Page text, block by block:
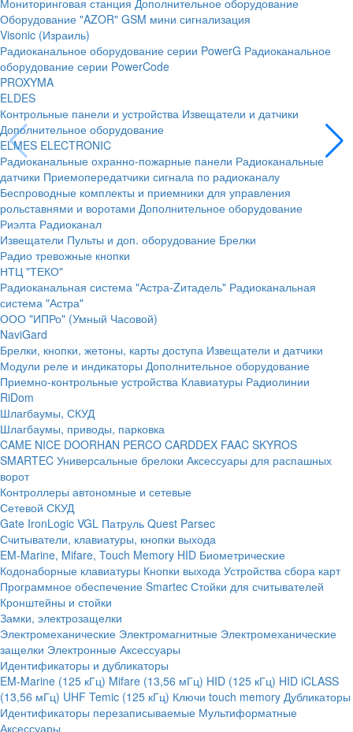
Мониторинговая станция Дополнительное оборудование
Оборудование "AZOR" GSM мини сигнализация
Visonic (Израиль)
Радиоканальное оборудование серии PowerG Радиоканальное
оборудование серии PowerCode
PROXYMA
ELDES
Контрольные панели и устройства Извещатели и датчики
Дополнительное оборудование
ELMES ELECTRONIC
Радиоканальные охранно-пожарные панели Радиоканальные
датчики Приемопередатчики сигнала по радиоканалу
Беспроводные комплекты и приемники для управления
рольставнями и воротами Дополнительное оборудование
Риэлта Радиоканал
Извещатели Пульты и доп. оборудование Брелки
Радио тревожные кнопки
НТЦ "ТЕКО"
Радиоканальная система "Астра-Zитадель" Радиоканальная
система "Астра"
ООО "ИПРо" (Умный Часовой)
NaviGard
Брелки, кнопки, жетоны, карты доступа Извещатели и датчики
Модули реле и индикаторы Дополнительное оборудование
Приемно-контрольные устройства Клавиатуры Радиолинии
RiDom
Шлагбаумы, СКУД
Шлагбаумы, приводы, парковка
CAME NICE DOORHAN PERCO CARDDEX FAAC SKYROS
SMARTEC Универсальные брелоки Аксессуары для распашных
ворот
Контроллеры автономные и сетевые
Сетевой СКУД
Gate IronLogic VGL Патруль Quest Parsec
Считыватели, клавиатуры, кнопки выхода
EM-Marine, Mifare, Touch Memory HID Биометрические
Кодонаборные клавиатуры Кнопки выхода Устройства сбора карт
Программное обеспечение Smartec Стойки для считывателей
Кронштейны и стойки
Замки, электрозащелки
Электромеханические Электромагнитные Электромеханические
защелки Электронные Аксессуары
Идентификаторы и дубликаторы
EM-Marine (125 кГц) Mifare (13,56 мГц) HID (125 кГц) HID iCLASS
(13,56 мГц) UHF Temic (125 кГц) Ключи touch memory Дубликаторы
Идентификаторы перезаписываемые Мультиформатные
Аксессуары